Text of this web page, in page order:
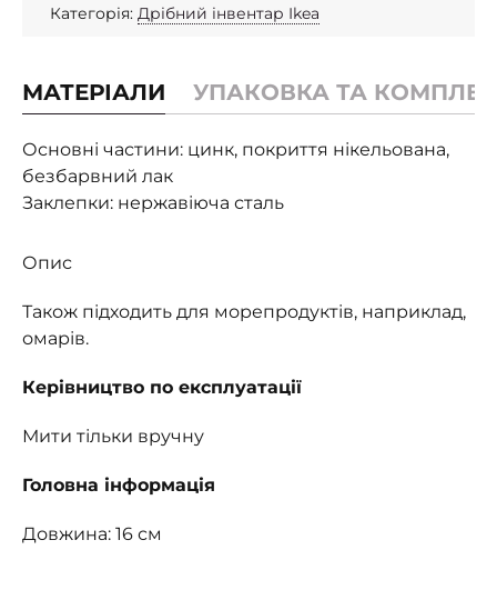
Категорія: Дрібний інвентар Ikea
МАТЕРІАЛИ УПАКОВКА ТА
Основні частини: цинк, покриття нікельована,
безбарвний лак
Заклепки: нержавіюча сталь
Опис
Також підходить для морепродуктів, наприклад,
омарів.
Керівництво по експлуатації
Мити тільки вручну
Головна інформація
Довжина: 16 см